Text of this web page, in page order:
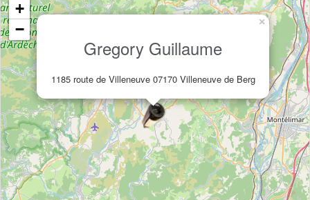
Gregory Guillaume
1185 route de Villeneuve 07170 Villeneuve de Berg
×
+
−